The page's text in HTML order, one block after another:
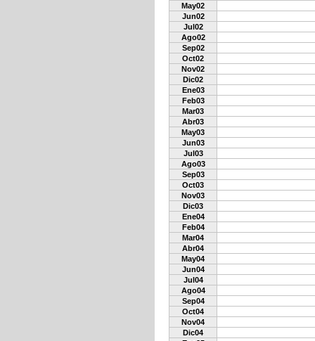
May02
Jun02
Jul02
Ago02
Sep02
Oct02
Nov02
Dic02
Ene03
Feb03
Mar03
Abr03
May03
Jun03
Jul03
Ago03
Sep03
Oct03
Nov03
Dic03
Ene04
Feb04
Mar04
Abr04
May04
Jun04
Jul04
Ago04
Sep04
Oct04
Nov04
Dic04